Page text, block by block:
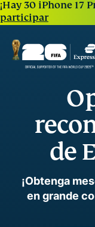
¡Hay 30 iPhone 17
participar
de
¡Obtenga
en grande